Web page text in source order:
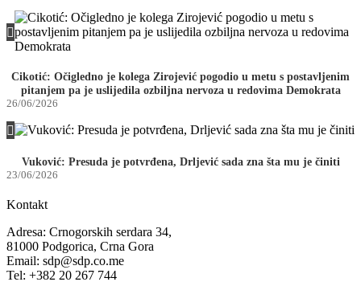
Cikotić: Očigledno je kolega Zirojević pogodio u metu s postavljenim
pitanjem pa je uslijedila ozbiljna nervoza u redovima Demokrata
26/06/2026
Vuković: Presuda je potvrđena, Drljević sada zna šta mu je činiti
23/06/2026
Kontakt
Adresa: Crnogorskih serdara 34,
81000 Podgorica, Crna Gora
Email: sdp@sdp.co.me
Tel: +382 20 267 744